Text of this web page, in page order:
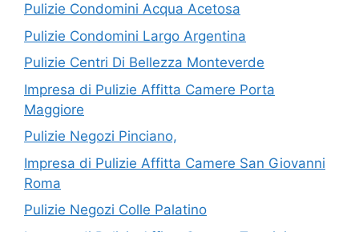
Pulizie Condomini Acqua Acetosa
Pulizie Condomini Largo Argentina
Pulizie Centri Di Bellezza Monteverde
Impresa di Pulizie Affitta Camere Porta
Maggiore
Pulizie Negozi Pinciano,
Impresa di Pulizie Affitta Camere San Giovanni
Roma
Pulizie Negozi Colle Palatino